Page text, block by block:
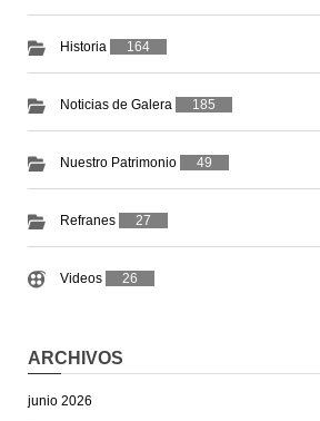
Historia 164
Noticias de Galera 185
Nuestro Patrimonio 49
Refranes 27
Videos 26
ARCHIVOS
junio 2026